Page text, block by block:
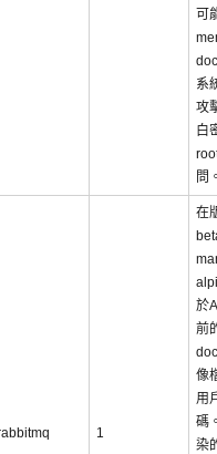
可
系
攻
白
問
1
在
於
前
像
用
碼
染